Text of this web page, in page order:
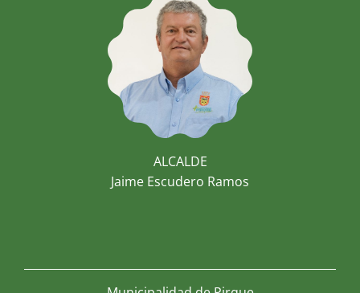
ALCALDE
Jaime Escudero Ramos